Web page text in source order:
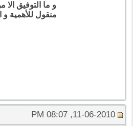
و ما التوفيق الا
منقول للأهمية و
11-06-2010, 08:07 PM